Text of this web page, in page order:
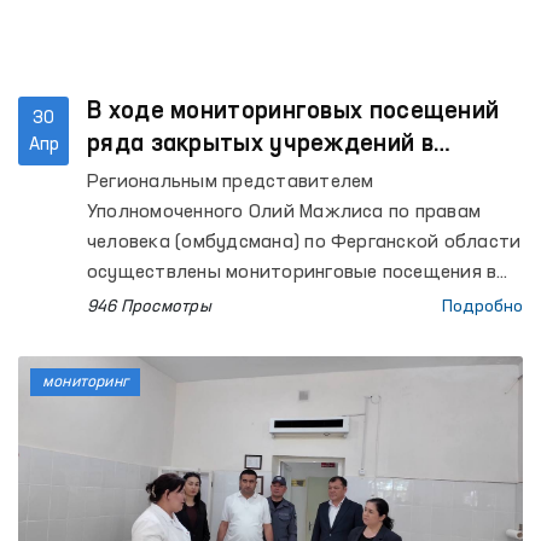
30
Апр
В ходе мониторинговых посещений
ряда закрытых учреждений в
Ферганской области выявлены ряд
недостатков – Омбудсман
Региональным представителем
Уполномоченного Олий Мажлиса по правам
человека (омбудсмана) по Ферганской области
осуществлены мониторинговые посещения в
Центр социальной и правовой помощи
области, Центр реабилитации для лиц без
определённого места жительства (РИЭМ УВД
области), Специальный приёмник для лиц,
подвергнутых административному аресту УВД
области (Специальный приемник); изоляторы
временного содержания (ИВС) УВД городов
946 Просмотры Подробно
мониторинг